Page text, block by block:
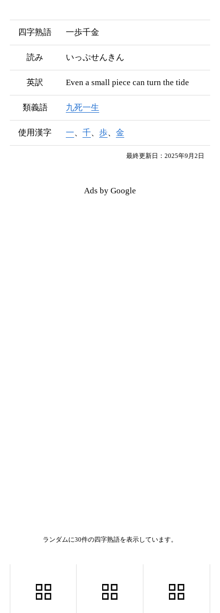
四字熟語 一歩千金
読み いっぷせんきん
英訳 Even a small piece can turn the tide
類義語 九死一生
使用漢字 一、 千、 歩、 金
最終更新日：2025年9月2日
Ads by Google
ランダムに30件の四字熟語を表示しています。